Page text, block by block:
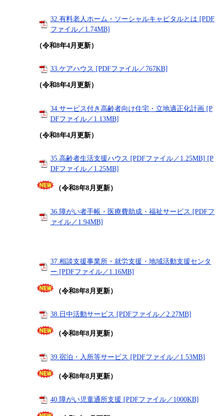
32.有料老人ホーム・ソーシャルキャピタルとは [PDF
ファイル／1.74MB]
（令和8年4月更新）
33.ケアハウス [PDFファイル／767KB]
（令和8年4月更新）
34.サービス付き高齢者向け住宅・立地適正化計画 [P
DFファイル／1.13MB]
（令和8年4月更新）
35.高齢者生活支援ハウス [PDFファイル／1.25MB] [P
DFファイル／1.25MB]
（令和8年8月更新）
36.障がい者手帳・医療費助成・福祉サービス [PDFフ
ァイル／1.94MB]
37.相談支援事業所・就労支援・地域活動支援センタ
ー [PDFファイル／1.16MB]
（令和8年8月更新）
38.日中活動サービス [PDFファイル／2.27MB]
（令和8年8月更新）
39.宿泊・入所等サービス [PDFファイル／1.53MB]
（令和8年8月更新）
40.障がい児童通所支援 [PDFファイル／1000KB]